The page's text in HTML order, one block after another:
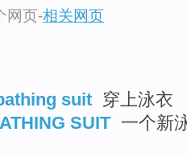
网页-相关网页
suit 穿上泳衣
SUIT 一个新